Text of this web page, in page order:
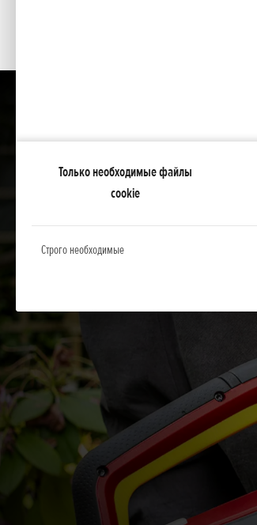
Только необходимые файлы
cookie
Строго необходимые